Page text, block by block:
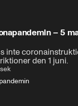
– 5
inte
den 1 juni.